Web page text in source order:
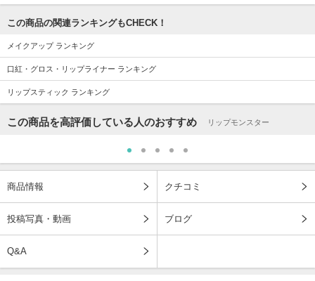
この商品の関連ランキングもCHECK！
メイクアップ ランキング
口紅・グロス・リップライナー ランキング
リップスティック ランキング
この商品を高評価している人のおすすめ リップモンスター
商品情報 クチコミ
投稿写真・動画 ブログ
Q&A